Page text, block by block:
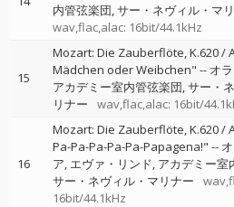
内管弦楽団 サー・ネヴィル・マ
wav,flac,alac: 16bit/44.1kHz
15
Mozart: Die Zauberflöte, K.620 /
Mädchen oder Weibchen" -- オ
アカデミー室内管弦楽団 サー・
リナー
wav,flac,alac: 16bit/
16
Mozart: Die Zauberflöte, K.620 /
Pa-Pa-Pa-Pa-Pa-Papagena!" --
ア エヴァ・リンド アカデミー室
サー・ネヴィル・マリナー
16bit/44.1kHz